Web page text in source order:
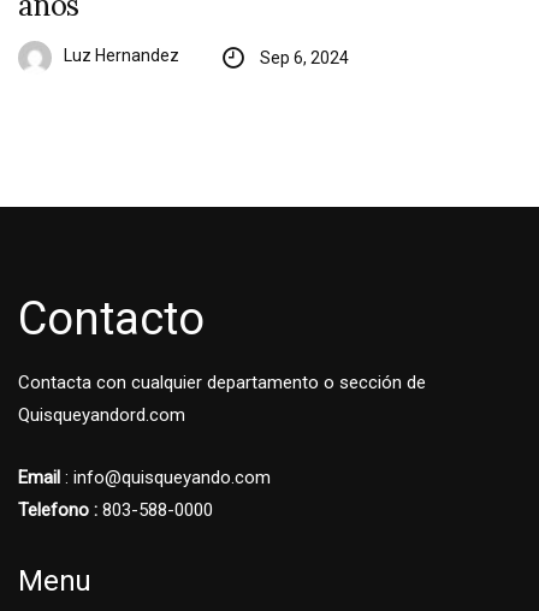
Luz Hernandez Sep 6, 2024
Contacto
Contacta con cualquier departamento o sección de
Quisqueyandord.com
Email : info@quisqueyando.com
Telefono : 803-588-0000
Menu